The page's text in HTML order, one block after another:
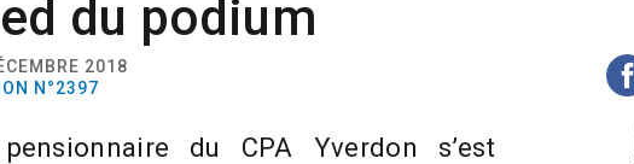
du podium
2018
N°2397
du CPA Yverdon s’est